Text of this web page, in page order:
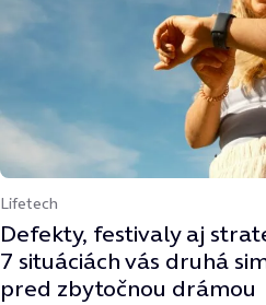
Lifetech
Defekty, festivaly aj
7 situáciách vás druhá
pred zbytočnou drámou